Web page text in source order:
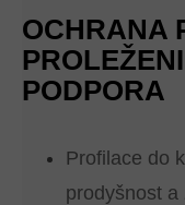
OCHRANA
PODPORA
Profilace do
prodyšnost